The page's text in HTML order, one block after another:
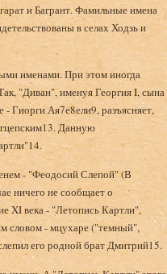
и Багрант. Фамильные имена
в селах Ходзь и
именами. При этом иногда
"Диван", именуя Георгия I, сына
Гиорги Ая7е8ели9, разъясняет,
Данную
- "Феодосий Слепой" (В
ничего не сообщает о
XI века - "Летопись Картли",
словом - мцухаре ("темный",
его родной брат Дмитрий15.